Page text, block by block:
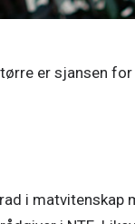
er sjansen
i